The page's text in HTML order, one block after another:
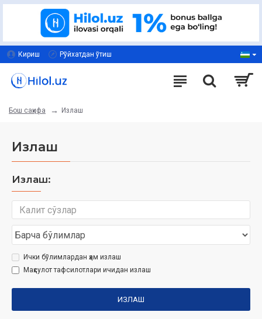
Кириш Рўйхатдан ўтиш
Бош саҳифа Излаш
Излаш
Излаш:
Ички бўлимлардан ҳам излаш
Маҳсулот тафсилотлари ичидан излаш
ИЗЛАШ